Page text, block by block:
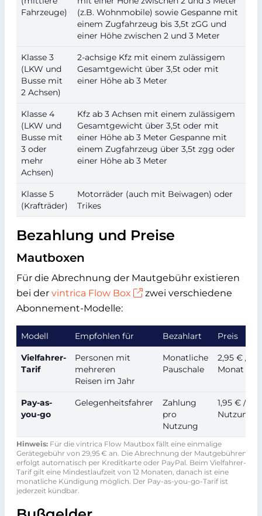
Fahrzeuge)
(z.B. Wohnmobile) sowie Gespanne mit
einem Zugfahrzeug bis 3,5t zGG und
einer Höhe zwischen 2 und 3 Meter
Klasse 3
(LKW und
Busse mit
2 Achsen)
2-achsige Kfz mit einem zulässigem
Gesamtgewicht über 3,5t oder mit
einer Höhe ab 3 Meter
Klasse 4
(LKW und
Busse mit
3 oder
mehr
Achsen)
Kfz ab 3 Achsen mit einem zulässigem
Gesamtgewicht über 3,5t oder mit
einer Höhe ab 3 Meter Gespanne mit
einem Zugfahrzeug über 3,5t zgg oder
einer Höhe ab 3 Meter
Klasse 5
(Krafträder)
Motorräder (auch mit Beiwagen) oder
Trikes
Bezahlung und Preise
Mautboxen
Für die Abrechnung der Mautgebühr existieren
bei der vintrica Flow Box
zwei verschiedene
Abonnement-Modelle:
Hinweis: Für die vintrica Flow Mautbox fällt eine einmalige
Gerätegebühr von 29,95 € an. Die Abrechnung der Mautgebühren
erfolgt automatisch per Kreditkarte oder PayPal. Beim Vielfahrer-
Tarif gilt eine Mindestlaufzeit von 12 Monaten, danach ist eine
monatliche Kündigung möglich. Der Pay-as-you-go-Tarif ist
jederzeit kündbar.
Modell Empfohlen für Bezahlart Preis
Vielfahrer-
Tarif
Personen mit
mehreren
Reisen im Jahr
Monatliche
Pauschale
2,95 € /
Monat
Pay-as-
you-go
Gelegenheitsfahrer
Zahlung
pro
Nutzung
1,95 € /
Nutzung